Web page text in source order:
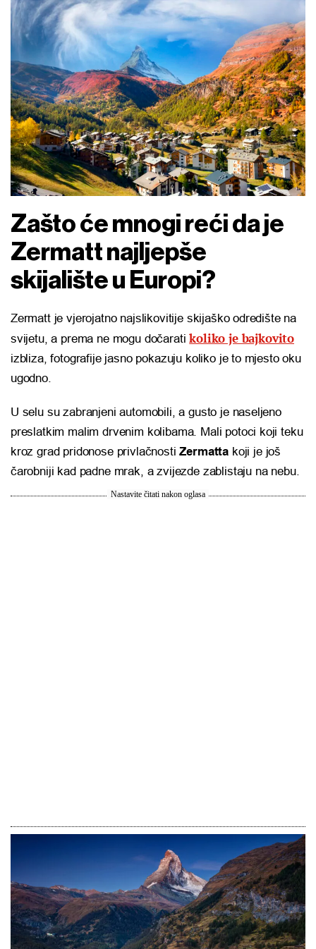
Zašto će mnogi reći da je
Zermatt najljepše
skijalište u Europi?
Zermatt je vjerojatno najslikovitije skijaško odredište na
svijetu, a prema ne mogu dočaratikoliko je bajkovito
izbliza, fotografije jasno pokazuju koliko je to mjesto oku
ugodno.
U selu su zabranjeni automobili, a gusto je naseljeno
preslatkim malim drvenim kolibama. Mali potoci koji teku
kroz grad pridonose privlačnosti Zermatta koji je još
čarobniji kad padne mrak, a zvijezde zablistaju na nebu.
Nastavite čitati nakon oglasa